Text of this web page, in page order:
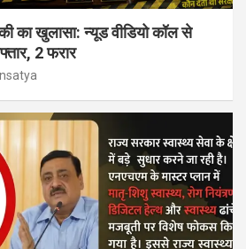
का खुलासा: न्यूड वीडियो कॉल से
2 फरार